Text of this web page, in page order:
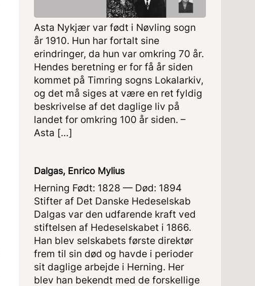
Asta Nykjær var født i Nøvling sogn
år 1910. Hun har fortalt sine
erindringer, da hun var omkring 70 år.
Hendes beretning er for få år siden
kommet på Timring sogns Lokalarkiv,
og det må siges at være en ret fyldig
beskrivelse af det daglige liv på
landet for omkring 100 år siden. –
Asta […]
Dalgas, Enrico Mylius
Herning Født: 1828 — Død: 1894
Stifter af Det Danske Hedeselskab
Dalgas var den udfarende kraft ved
stiftelsen af Hedeselskabet i 1866.
Han blev selskabets første direktør
frem til sin død og havde i perioder
sit daglige arbejde i Herning. Her
blev han bekendt med de forskellige